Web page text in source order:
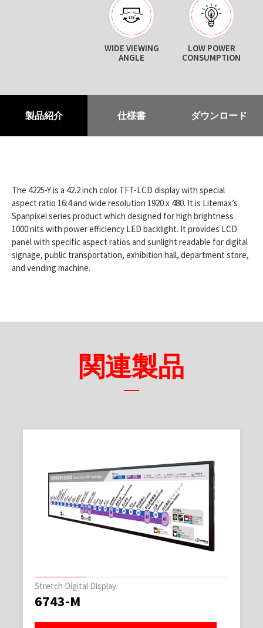
WIDE VIEWING
ANGLE
LOW POWER
CONSUMPTION
製品紹介 仕様書 ダウンロード
The 4225-Y is a 42.2 inch color TFT-LCD display with special
aspect ratio 16:4 and wide resolution 1920 x 480. It is Litemax’s
Spanpixel series product which designed for high brightness
1000 nits with power efficiency LED backlight. It provides LCD
panel with specific aspect ratios and sunlight readable for digital
signage, public transportation, exhibition hall, department store,
and vending machine.
関連製品
Stretch Digital Display
6743-M